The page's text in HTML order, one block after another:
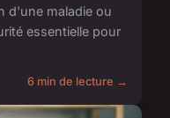
d'une maladie ou
essentielle pour
6 min de lecture →